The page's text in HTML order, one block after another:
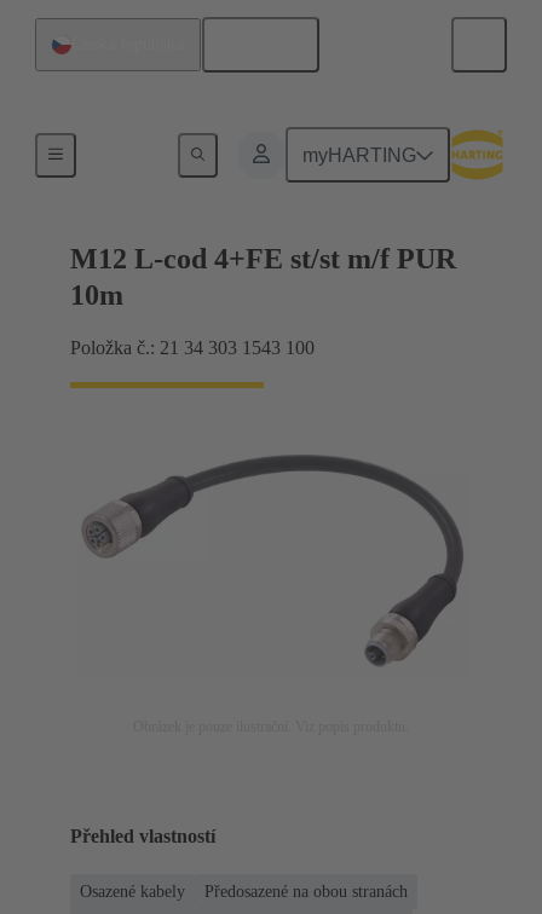
myHARTING
M12 L-cod 4+FE st/st m/f PUR
10m
Položka č.: 21 34 303 1543 100
Přehled vlastností
Osazené kabely
Předosazené na obou stranách